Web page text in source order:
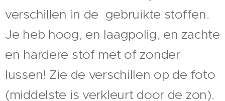
verschillen in de gebruikte stoffen.
Je heb hoog, en laagpolig, en zachte
en hardere stof met of zonder
lussen! Zie de verschillen op de foto
(middelste is verkleurt door de zon).